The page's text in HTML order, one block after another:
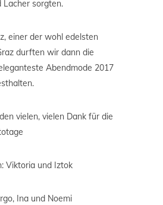
Lacher sorgten.
einer der wohl edelsten
durften wir dann die
Abendmode 2017
vielen, vielen Dank für die
Viktoria und Iztok
Ina und Noemi